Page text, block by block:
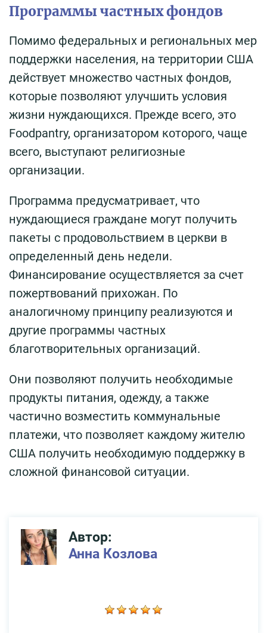
Программы частных фондов
Помимо федеральных и региональных мер
поддержки населения, на территории США
действует множество частных фондов,
которые позволяют улучшить условия
жизни нуждающихся. Прежде всего, это
Foodpantry, организатором которого, чаще
всего, выступают религиозные
организации.
Программа предусматривает, что
нуждающиеся граждане могут получить
пакеты с продовольствием в церкви в
определенный день недели.
Финансирование осуществляется за счет
пожертвований прихожан. По
аналогичному принципу реализуются и
другие программы частных
благотворительных организаций.
Они позволяют получить необходимые
продукты питания, одежду, а также
частично возместить коммунальные
платежи, что позволяет каждому жителю
США получить необходимую поддержку в
сложной финансовой ситуации.
Автор:
Анна Козлова